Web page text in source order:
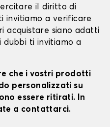
il diritto di
invitiamo a verificare
acquistare siano adatti
dubbi ti invitiamo a
che i vostri prodotti
personalizzati su
essere ritirati. In
a contattarci.